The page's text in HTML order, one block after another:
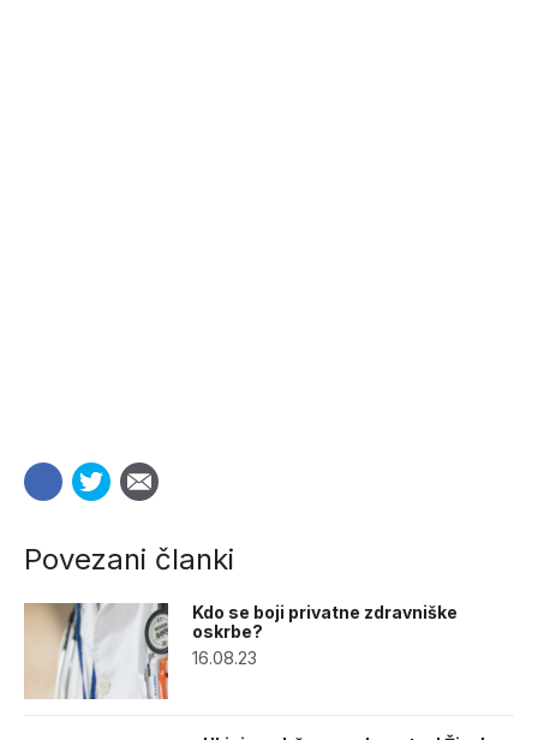
Povezani članki
Kdo se boji privatne zdravniške
oskrbe?
16.08.23